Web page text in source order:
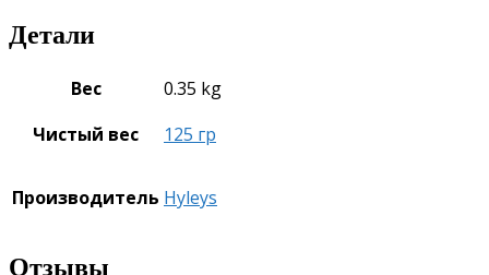
Детали
Вес
0.35 kg
Чистый вес
125 гр
Производитель Hyleys
Отзывы